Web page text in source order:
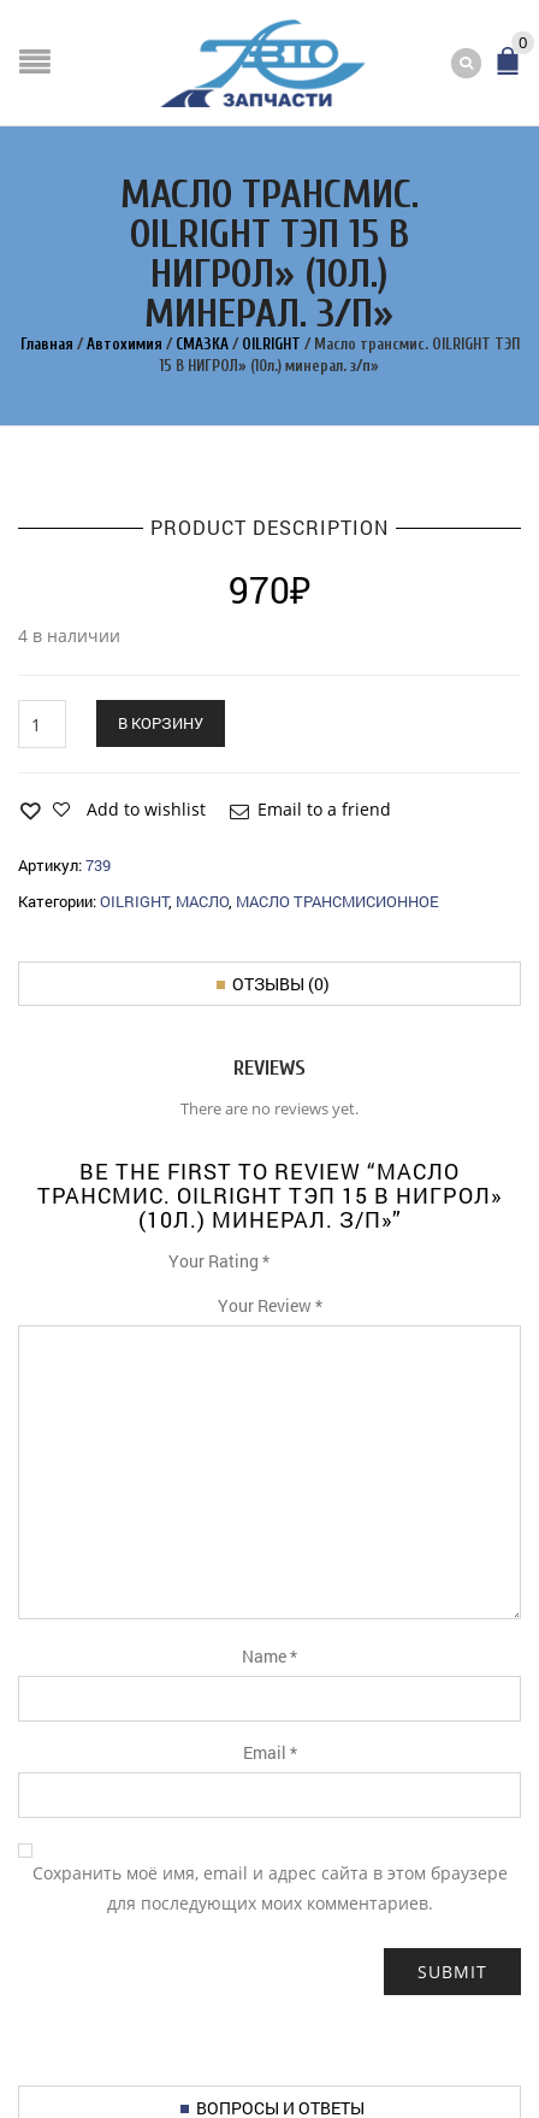
0
МАСЛО ТРАНСМИС.
OILRIGHT ТЭП 15 В
НИГРОЛ» (10Л.)
МИНЕРАЛ. З/П»
Главная / Автохимия / СМАЗКА / OILRIGHT / Масло трансмис. OILRIGHT ТЭП
15 В НИГРОЛ» (10л.) минерал. з/п»
PRODUCT DESCRIPTION
970₽
4 в наличии
трансмис.
15
НИГРОЛ"
(10л.)
минерал.
В КОРЗИНУ
Add to wishlist Email to a friend
Артикул:739
Категории:OILRIGHT, МАСЛО, МАСЛО ТРАНСМИСИОННОЕ
ОТЗЫВЫ (0)
REVIEWS
There are no reviews yet.
BE THE FIRST TO REVIEW “МАСЛО
ТРАНСМИС. OILRIGHT ТЭП 15 В НИГРОЛ»
(10Л.) МИНЕРАЛ. З/П»”
Your Rating *
1 4
Your Review *
Name*
Email *
Сохранить моё имя, email и адрес сайта в этом браузере
для последующих моих комментариев.
ВОПРОСЫ И ОТВЕТЫ